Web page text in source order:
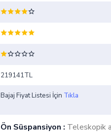
219141TL
Bajaj Fiyat Listesi İçin Tıkla
Ön Süspansiyon : Teleskopik